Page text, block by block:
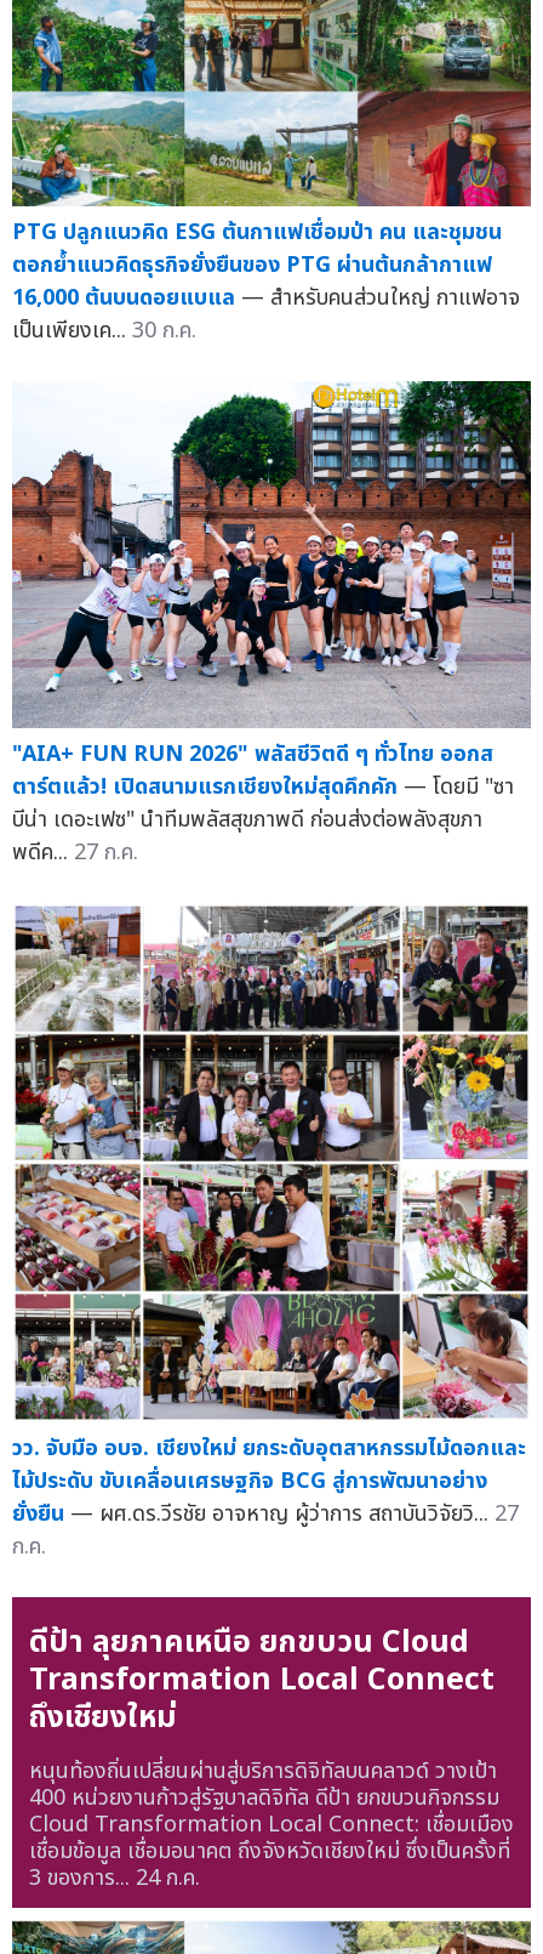
PTG ปลูกแนวคิด ESG ต้นกาแฟเชื่อมป่า คน และชุมชน
ตอกย้ำแนวคิดธุรกิจยั่งยืนของ PTG ผ่านต้นกล้ากาแฟ
16,000 ต้นบนดอยแบแล — สำหรับคนส่วนใหญ่ กาแฟอาจ
เป็นเพียงเค... 30 ก.ค.
"AIA+ FUN RUN 2026" พลัสชีวิตดี ๆ ทั่วไทย ออกส
ตาร์ตแล้ว! เปิดสนามแรกเชียงใหม่สุดคึกคัก — โดยมี "ซา
บีน่า เดอะเฟซ" นำทีมพลัสสุขภาพดี ก่อนส่งต่อพลังสุขภา
พดีค... 27 ก.ค.
วว. จับมือ อบจ. เชียงใหม่ ยกระดับอุตสาหกรรมไม้ดอกและ
ไม้ประดับ ขับเคลื่อนเศรษฐกิจ BCG สู่การพัฒนาอย่าง
ยั่งยืน — ผศ.ดร.วีรชัย อาจหาญ ผู้ว่าการ สถาบันวิจัยวิ... 27
ก.ค.
ดีป้า ลุยภาคเหนือ ยกขบวน Cloud
Transformation Local Connect
ถึงเชียงใหม่
หนุนท้องถิ่นเปลี่ยนผ่านสู่บริการดิจิทัลบนคลาวด์ วางเป้า
400 หน่วยงานก้าวสู่รัฐบาลดิจิทัล ดีป้า ยกขบวนกิจกรรม
Cloud Transformation Local Connect: เชื่อมเมือง
เชื่อมข้อมูล เชื่อมอนาคต ถึงจังหวัดเชียงใหม่ ซึ่งเป็นครั้งที่
3 ของการ... 24 ก.ค.